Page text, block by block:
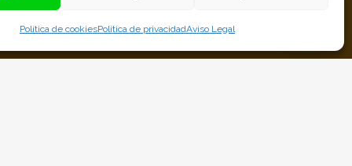
Política de cookiesPolítica de privacidadAviso Legal